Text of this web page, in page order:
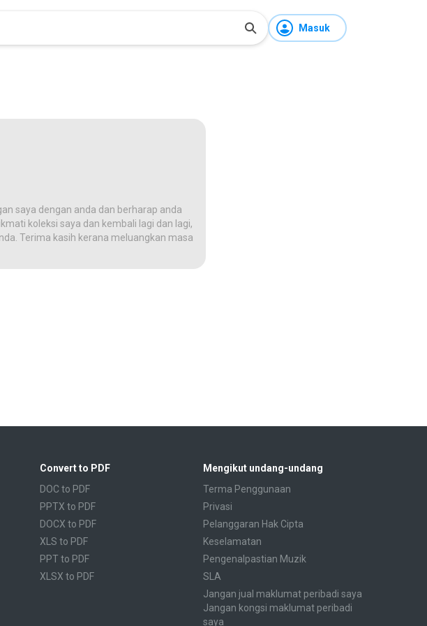
Masuk
saya dengan anda dan berharap anda
koleksi saya dan kembali lagi dan lagi,
Terima kasih kerana meluangkan masa
Convert to PDF
DOC to PDF
PPTX to PDF
DOCX to PDF
XLS to PDF
PPT to PDF
XLSX to PDF
Mengikut undang-undang
Terma Penggunaan
Privasi
Pelanggaran Hak Cipta
Keselamatan
Pengenalpastian Muzik
SLA
Jangan jual maklumat peribadi saya
Jangan kongsi maklumat peribadi
saya